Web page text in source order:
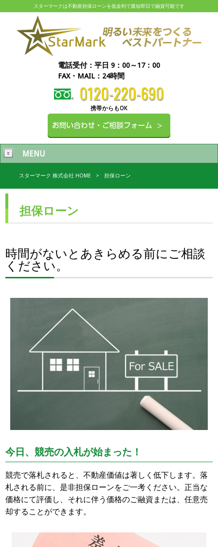
スターマークは不動産担保ローンを低金利で最短即日で融資可能です
電話受付：平日 9：00～17：00
FAX・MAIL：24時間
0120-220-690
MENU
スターマーク 株式会社 HOME > 担保ローン
担保ローン
時間がないとあきらめる前にご相談
ください。
今日、競売の入札が始まった！
競売で落札されると、不動産価値は著しく低下します。落
札される前に、是非担保ローンをご一考ください。正当な
価格にて評価し、それに伴う価格のご融資または、任意売
却することができます。